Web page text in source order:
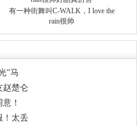
有一种街舞叫C-WALK，I love the
rain很帅
”马
赵楚仑
！
！太丢